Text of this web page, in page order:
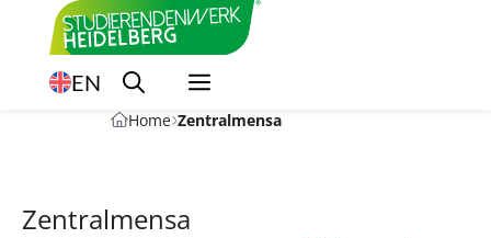
EN
Home Zentralmensa
Zentralmensa